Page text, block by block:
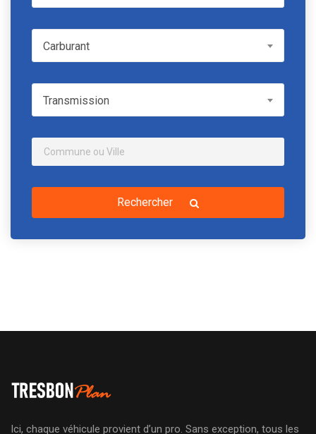
CarburantCarburant
TransmissionTransmission
Rechercher
Ici, chaque véhicule provient d’un pro. Sans exception, tous les